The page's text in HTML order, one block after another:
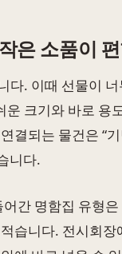
은 소품이
다. 이때 선물이
크기와 바로 용
결되는 물건은 “
니다.
간 명함집 유형
습니다. 전시회장